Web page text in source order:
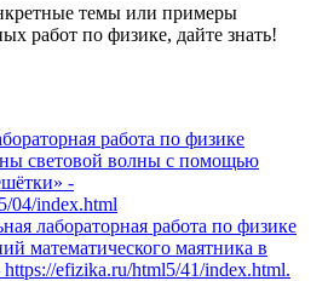
темы или примеры
работ по физике, дайте знать!
работа по физике
световой волны с помощью
-
04/index.html
лабораторная работа по физике
математического маятника в
efizika.ru/html5/41/index.html.